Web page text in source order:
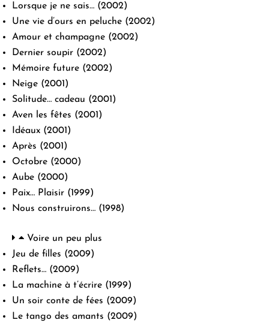
Lorsque je ne sais… (2002)
Une vie d’ours en peluche (2002)
Amour et champagne (2002)
Dernier soupir (2002)
Mémoire future (2002)
Neige (2001)
Solitude… cadeau (2001)
Aven les fêtes (2001)
Idéaux (2001)
Après (2001)
Octobre (2000)
Aube (2000)
Paix… Plaisir (1999)
Nous construirons… (1998)
Voire un peu plus
Jeu de filles (2009)
Reflets… (2009)
La machine à t’écrire (1999)
Un soir conte de fées (2009)
Le tango des amants (2009)